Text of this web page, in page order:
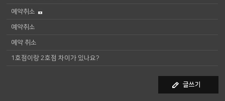
예약취소
예약취소
예약 취소
1호점이랑 2호점 차이가 있나요?
글쓰기